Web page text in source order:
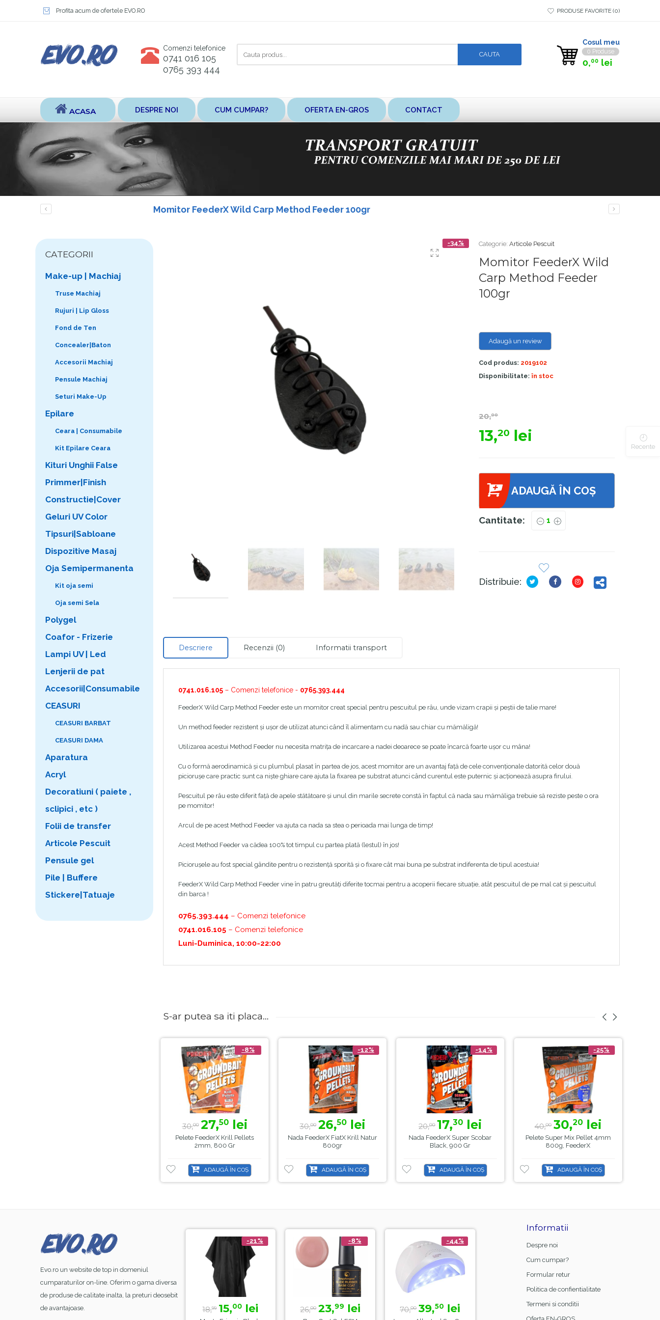
Profita acum de ofertele EVO.RO PRODUSE FAVORITE 0
Comenzi telefonice
0741 016 105
0765 393 444
aici
Cosul meu
0 Produse
0,00 lei
ACASA DESPRE NOI CUM CUMPAR? OFERTA EN-GROS CONTACT
Momitor FeederX Wild Carp Method Feeder 100gr
-34% Categorie:Articole Pescuit
Momitor FeederX Wild
Carp Method Feeder
100gr
Adaugă un review
Cod produs: 2019102
Disponibilitate: în stoc
20,00
13,20 lei
ADAUGĂ ÎN COȘ
Cantitate:
Distribuie:
Descriere Recenzii (0) Informatii transport
0741.016.105 – Comenzi telefonice - 0765.393.444
FeederX Wild Carp Method Feeder este un momitor creat special pentru pescuitul pe râu, unde vizam crapii și peștii de talie mare!
Un method feeder rezistent și ușor de utilizat atunci când îl alimentam cu nadă sau chiar cu mămăligă!
Utilizarea acestui Method Feeder nu necesita matrița de incarcare a nadei deoarece se poate încarcă foarte ușor cu mâna!
Cu o formă aerodinamică și cu plumbul plasat în partea de jos, acest momitor are un avantaj față de cele convenționale datorită celor două
piciorușe care practic sunt ca niște ghiare care ajuta la fixarea pe substrat atunci când curentul este puternic și acționează asupra firului.
Pescuitul pe râu este diferit față de apele stătătoare și unul din marile secrete constă în faptul că nada sau mămăliga trebuie să reziste peste o ora
pe momitor!
Arcul de pe acest Method Feeder va ajuta ca nada sa stea o perioada mai lunga de timp!
Acest Method Feeder va cădea 100% tot timpul cu partea plată (lestul) în jos!
Piciorușele au fost special gândite pentru o rezistență sporită și o fixare cât mai buna pe substrat indiferenta de tipul acestuia!
FeederX Wild Carp Method Feeder vine în patru greutăți diferite tocmai pentru a acoperii fiecare situație, atât pescuitul de pe mal cat și pescuitul
din barca !
0765.393.444 – Comenzi telefonice
0741.016.105 – Comenzi telefonice
Luni-Duminica, 10:00-22:00
S-ar putea sa iti placa...
-8%
30,00 27,50lei
Pelete FeederX Krill Pellets
2mm, 800 Gr
ADAUGĂ ÎN COȘ
-12%
30,00 26,50lei
Nada FeederX FiatX Krill Natur
800gr
ADAUGĂ ÎN COȘ
-14%
20,00 17,30 lei
Nada FeederX Super Scobar
Black, 900 Gr
ADAUGĂ ÎN COȘ
-25%
40,00 30,20 lei
Pelete Super Mix Pellet 4mm
800g, FeederX
ADAUGĂ ÎN COȘ
CATEGORII
Make-up | Machiaj
Truse Machiaj
Rujuri | Lip Gloss
Fond de Ten
Concealer|Baton
Accesorii Machiaj
Pensule Machiaj
Seturi Make-Up
Epilare
Ceara | Consumabile
Kit Epilare Ceara
Kituri Unghii False
Primmer|Finish
Constructie|Cover
Geluri UV Color
Tipsuri|Sabloane
Dispozitive Masaj
Oja Semipermanenta
Kit oja semi
Oja semi Sela
Polygel
Coafor - Frizerie
Lampi UV | Led
Lenjerii de pat
Accesorii|Consumabile
CEASURI
CEASURI BARBAT
CEASURI DAMA
Aparatura
Acryl
Decoratiuni ( paiete ,
sclipici , etc )
Folii de transfer
Articole Pescuit
Pensule gel
Pile | Buffere
Stickere|Tatuaje
Evo.ro un website de top in domeniul
cumparaturilor on-line. Oferim o gama diversa
de produse de calitate inalta, la preturi deosebit
de avantajoase.
-8%
99lei
-21%
18,99 15,00 lei
-8%
26,00 23,99 lei
-44%
70,00 39,50 lei 15,00lei
Informatii
Despre noi
Cum cumpar?
Formular retur
Politica de confientialitate
Termeni si conditii
Recente